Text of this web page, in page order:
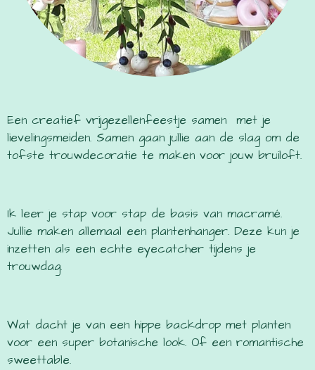
Een creatief vrijgezellenfeestje samen met je
lievelingsmeiden. Samen gaan jullie aan de slag om de
tofste trouwdecoratie te maken voor jouw bruiloft.
Ik leer je stap voor stap de basis van macramé.
Jullie maken allemaal een plantenhanger. Deze kun je
inzetten als een echte eyecatcher tijdens je
trouwdag.
Wat dacht je van een hippe backdrop met planten
voor een super botanische look. Of een romantische
sweettable.